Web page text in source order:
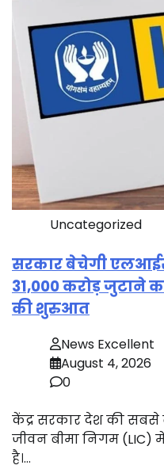
Uncategorized
सरकार बेचेगी
31,000 करोड़ जुटाने
की शुरुआत
News Excellent
August 4, 2026
0
केंद्र सरकार देश की सबसे
जीवन बीमा निगम (LIC)
है।…